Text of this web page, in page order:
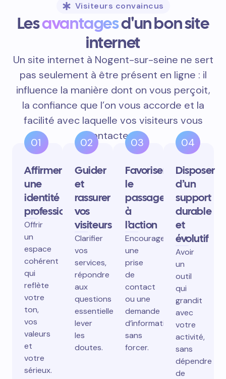
Visiteurs convaincus
Lesavantagesd'un bon site
internet
Un site internet à Nogent-sur-seine ne sert
pas seulement à être présent en ligne : il
influence la manière dont on vous perçoit,
la confiance que l’on vous accorde et la
facilité avec laquelle vos visiteurs vous
contactent.
01
Affirmer
une
identité
professionnelle
Offrir
un
espace
cohérent
qui
reflète
votre
ton,
vos
valeurs
et
votre
sérieux.
02
Guider
et
rassurer
vos
visiteurs
Clarifier
vos
services,
répondre
aux
questions
essentielles,
lever
les
doutes.
03
Favoriser
le
passage
à
l’action
Encourager
une
prise
de
contact
ou une
demande
d’information
sans
forcer.
04
Disposer
d’un
support
durable
et
évolutif
Avoir
un
outil
qui
grandit
avec
votre
activité,
sans
dépendre
de